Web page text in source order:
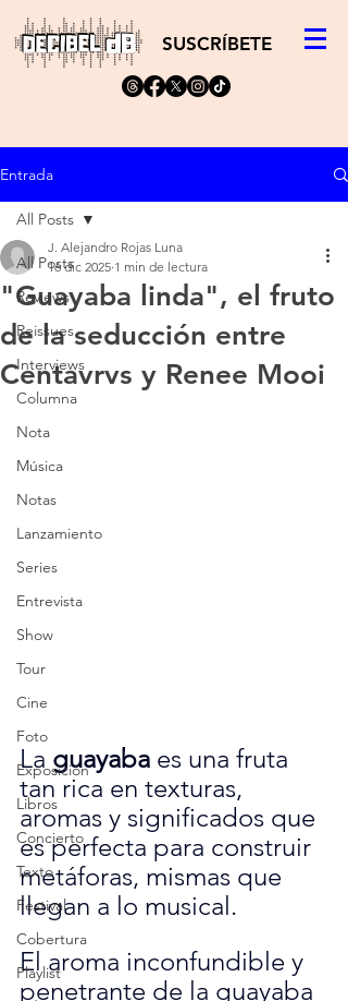
SUSCRÍBETE
Entrada
All Posts
Reviews
Reissues
Interviews
Columna
Nota
Música
Notas
Lanzamiento
Series
Entrevista
Show
Tour
Cine
Foto
Exposición
Libros
Concierto
Texto
Festival
Cobertura
Playlist
All Posts
"Guayaba linda", el fruto
de la seducción entre
Centavrvs y Renee Mooi
J. Alejandro Rojas Luna
16 dic 2025 1 min de lectura
La guayaba es una fruta
tan rica en texturas,
aromas y significados que
es perfecta para construir
metáforas, mismas que
llegan a lo musical.
El aroma inconfundible y
penetrante de la guayaba